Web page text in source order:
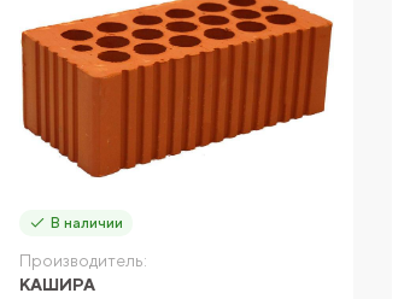
В наличии
Производитель:
КАШИРА